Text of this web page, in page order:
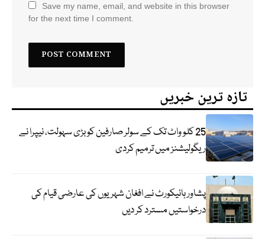
Save my name, email, and website in this browser
for the next time I comment.
تازہ ترین خبریں
25 کلو واٹ تک کے سولر صارفین کو بڑی سہولت، نیپرا نے
ریگولیشنز میں ترمیم کردی
پشاور ہائیکورٹ نے افغان شہریوں کی عارضی قیام کی
درخواستیں مسترد کر دیں